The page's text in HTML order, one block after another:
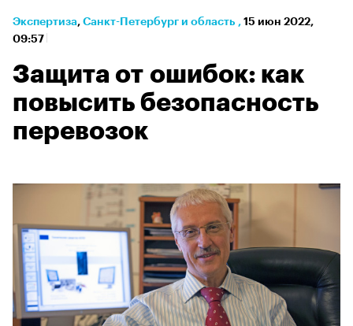
Экспертиза⁠, Санкт-Петербург и область , 15 июн 2022,
09:57
Защита от ошибок: как
повысить безопасность
перевозок